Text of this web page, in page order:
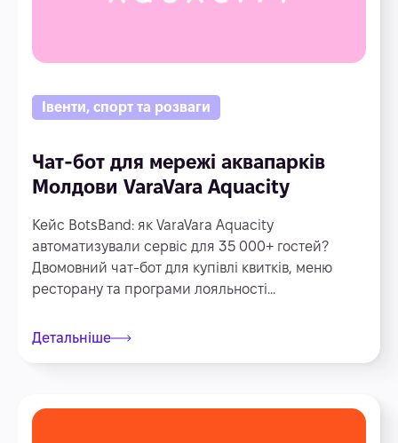
Івенти, спорт та розваги
Чат-бот для мережі аквапарків
Молдови VaraVara Aquacity
Кейс BotsBand: як VaraVara Aquacity
автоматизували сервіс для 35 000+ гостей?
Двомовний чат-бот для купівлі квитків, меню
ресторану та програми лояльності...
Детальніше